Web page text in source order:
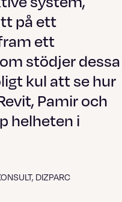
på ett
ett
stödjer dessa
kul att se hur
Pamir och
helheten i
DIZPARC